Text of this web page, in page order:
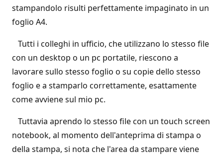
stampandolo risulti perfettamente impaginato in un
foglio A4.
Tutti i colleghi in ufficio, che utilizzano lo stesso file
con un desktop o un pc portatile, riescono a
lavorare sullo stesso foglio o su copie dello stesso
foglio e a stamparlo correttamente, esattamente
come avviene sul mio pc.
Tuttavia aprendo lo stesso file con un touch screen
notebook, al momento dell'anteprima di stampa o
della stampa, si nota che l'area da stampare viene